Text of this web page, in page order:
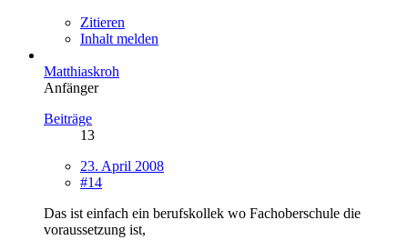
Zitieren
Inhalt melden
Matthiaskroh
Anfänger
Beiträge
13
23. April 2008
#14
Das ist einfach ein berufskollek wo Fachoberschule die
voraussetzung ist,